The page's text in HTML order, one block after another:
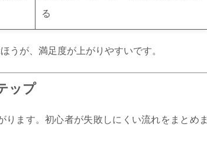
る
うが、満足度が上がりやすいです。
ップ
ます。初心者が失敗しにくい流れをまとめま